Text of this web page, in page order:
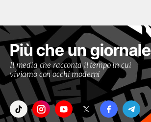
Più che un giornale
Il media che racconta il tempo in cui
viviamo con occhi moderni